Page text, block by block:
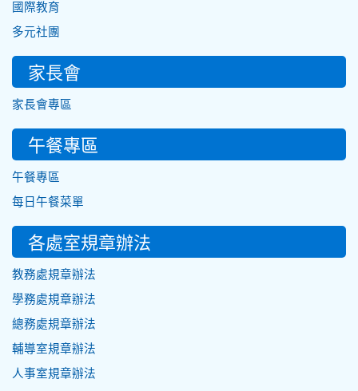
國際教育
多元社團
家長會
家長會專區
午餐專區
午餐專區
每日午餐菜單
各處室規章辦法
教務處規章辦法
學務處規章辦法
總務處規章辦法
輔導室規章辦法
人事室規章辦法